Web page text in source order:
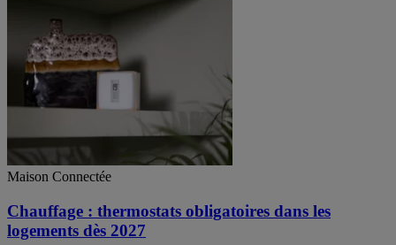
Maison Connectée
Chauffage : thermostats obligatoires dans les
logements dès 2027